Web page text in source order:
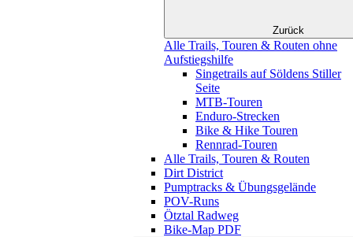
Zurück
Alle Trails, Touren & Routen ohne
Aufstiegshilfe
Singetrails auf Söldens Stiller
Seite
MTB-Touren
Enduro-Strecken
Bike & Hike Touren
Rennrad-Touren
Alle Trails, Touren & Routen
Dirt District
Pumptracks & Übungsgelände
POV-Runs
Ötztal Radweg
Bike-Map PDF